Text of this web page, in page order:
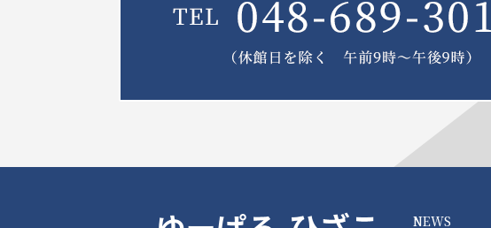
NEWS